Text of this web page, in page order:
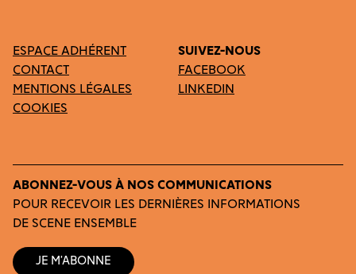
ESPACE ADHÉRENT
CONTACT
MENTIONS LÉGALES
COOKIES
SUIVEZ-NOUS
FACEBOOK
LINKEDIN
ABONNEZ-VOUS À NOS COMMUNICATIONS
POUR RECEVOIR LES DERNIÈRES INFORMATIONS
DE SCENE ENSEMBLE
Je m’abonne